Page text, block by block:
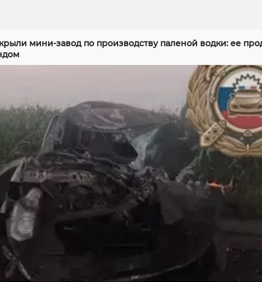
мини-завод по производству паленой водки: ее